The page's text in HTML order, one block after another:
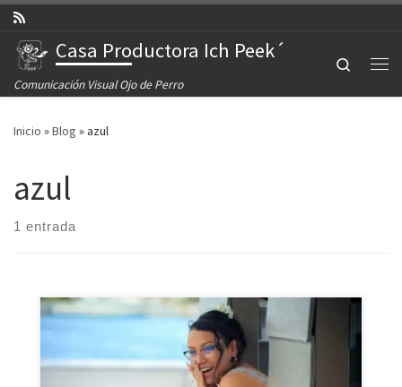
Saltar al contenido
Casa Productora Ich Peek´
Comunicación Visual Ojo de Perro
Search
Inicio »Blog »azul
azul
1 entrada
Esta quinceañera sorprendió a todos cuando decidió
invitar a unos seres extraordinarios a su sesión de fotos,
una cita inigualable y sin duda digna de contar. Octubre